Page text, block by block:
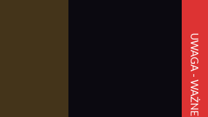
UWAGA - WAŻNE